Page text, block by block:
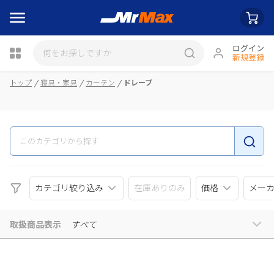
ログイン
新規登録
瓶詰
トップ 寝具・家具 カーテン ドレープ
カテゴリ絞り込み 在庫ありのみ 価格 メー
取扱商品表示 すべて